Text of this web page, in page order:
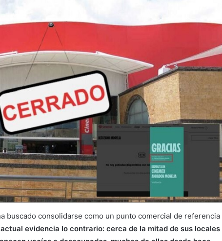
buscado consolidarse como un punto comercial de referencia
evidencia lo contrario: cerca de la mitad de sus locales